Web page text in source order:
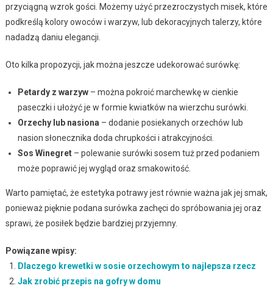
przyciągną wzrok gości. Możemy użyć przezroczystych misek, które
podkreślą kolory owoców i warzyw, lub dekoracyjnych talerzy, które
nadadzą daniu elegancji.
Oto kilka propozycji, jak można jeszcze udekorować surówkę:
Petardy z warzyw– można pokroić marchewkę w cienkie
paseczki i ułożyć je w formie kwiatków na wierzchu surówki.
Orzechy lub nasiona– dodanie posiekanych orzechów lub
nasion słonecznika doda chrupkości i atrakcyjności.
Sos Winegret– polewanie surówki sosem tuż przed podaniem
może poprawić jej wygląd oraz smakowitość.
Warto pamiętać, że estetyka potrawy jest równie ważna jak jej smak,
ponieważ pięknie podana surówka zachęci do spróbowania jej oraz
sprawi, że posiłek będzie bardziej przyjemny.
Powiązane wpisy:
Dlaczego krewetki w sosie orzechowym to najlepsza rzecz
Jak zrobić przepis na gofry w domu